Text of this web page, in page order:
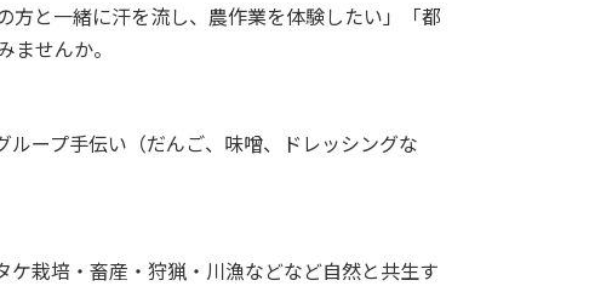
方と一緒に汗を流し、農作業を体験したい」「都
せんか。
ープ手伝い（だんご、味噌、ドレッシングな
栽培・畜産・狩猟・川漁などなど自然と共生す